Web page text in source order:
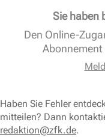
Sie haben
Den Online-
Abonnement
Haben Sie Fehler
mitteilen? Dann
redaktion@zfk.de.